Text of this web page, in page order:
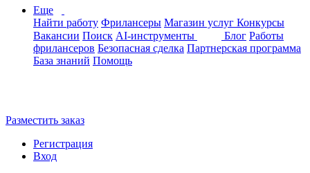
Еще
Найти работу Фрилансеры Магазин услуг Конкурсы
Вакансии Поиск AI-инструменты Блог Работы
фрилансеров Безопасная сделка Партнерская программа
База знаний Помощь
Разместить заказ
Регистрация
Вход